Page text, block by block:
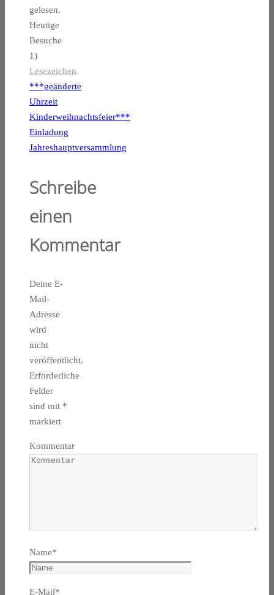
gelesen,
Heutige
Besuche
1)
Lesezeichen.
***geänderte
Uhrzeit
Kinderweihnachtsfeier***
Einladung
Jahreshauptversammlung
Schreibe
einen
Kommentar
Deine E-
Mail-
Adresse
wird
nicht
veröffentlicht.
Erforderliche
Felder
sind mit *
markiert
Kommentar
Name*
E-Mail*